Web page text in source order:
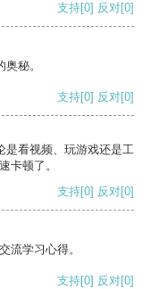
支持[0] 反对[0]
秘。
支持[0] 反对[0]
是看视频、玩游戏还是工
卡顿了。
支持[0] 反对[0]
流学习心得。
支持[0] 反对[0]